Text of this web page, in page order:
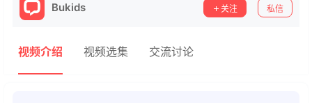
Bukids 关注 私信
视频介绍 视频选集 交流讨论